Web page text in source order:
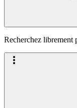
Recherchez librement